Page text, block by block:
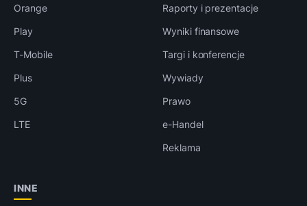
Orange
Play
T-Mobile
Plus
5G
LTE
Raporty i prezentacje
Wyniki finansowe
Targi i konferencje
Wywiady
Prawo
e-Handel
Reklama
INNE